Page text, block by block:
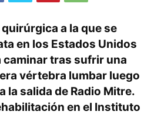
a la que se
en los Estados Unidos
caminar tras sufrir una
vértebra lumbar luego
la salida de Radio Mitre.
en el Instituto